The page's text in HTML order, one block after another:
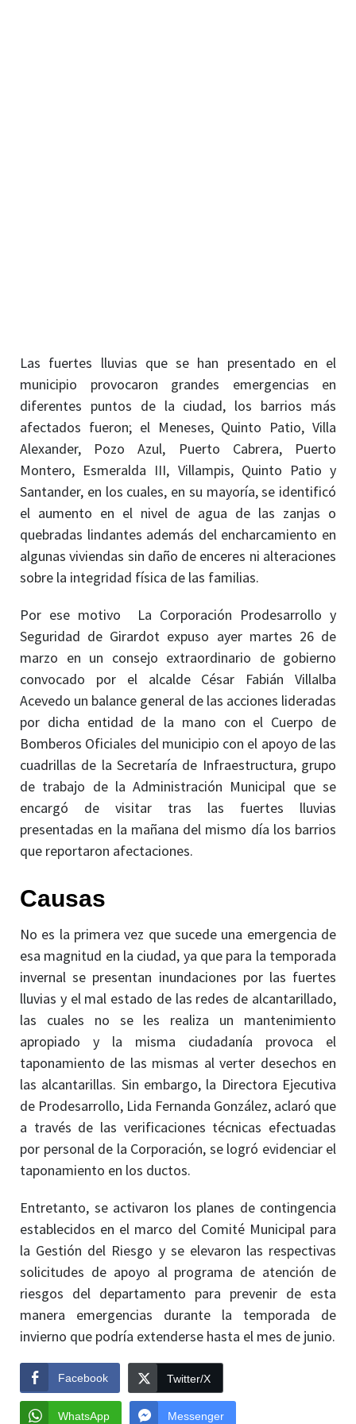
Las fuertes lluvias que se han presentado en el
municipio provocaron grandes emergencias en
diferentes puntos de la ciudad, los barrios más
afectados fueron; el Meneses, Quinto Patio, Villa
Alexander, Pozo Azul, Puerto Cabrera, Puerto
Montero, Esmeralda III, Villampis, Quinto Patio y
Santander, en los cuales, en su mayoría, se identificó
el aumento en el nivel de agua de las zanjas o
quebradas lindantes además del encharcamiento en
algunas viviendas sin daño de enceres ni alteraciones
sobre la integridad física de las familias.
Por ese motivo La Corporación Prodesarrollo y
Seguridad de Girardot expuso ayer martes 26 de
marzo en un consejo extraordinario de gobierno
convocado por el alcalde César Fabián Villalba
Acevedo un balance general de las acciones lideradas
por dicha entidad de la mano con el Cuerpo de
Bomberos Oficiales del municipio con el apoyo de las
cuadrillas de la Secretaría de Infraestructura, grupo
de trabajo de la Administración Municipal que se
encargó de visitar tras las fuertes lluvias
presentadas en la mañana del mismo día los barrios
que reportaron afectaciones.
Causas
No es la primera vez que sucede una emergencia de
esa magnitud en la ciudad, ya que para la temporada
invernal se presentan inundaciones por las fuertes
lluvias y el mal estado de las redes de alcantarillado,
las cuales no se les realiza un mantenimiento
apropiado y la misma ciudadanía provoca el
taponamiento de las mismas al verter desechos en
las alcantarillas. Sin embargo, la Directora Ejecutiva
de Prodesarrollo, Lida Fernanda González, aclaró que
a través de las verificaciones técnicas efectuadas
por personal de la Corporación, se logró evidenciar el
taponamiento en los ductos.
Entretanto, se activaron los planes de contingencia
establecidos en el marco del Comité Municipal para
la Gestión del Riesgo y se elevaron las respectivas
solicitudes de apoyo al programa de atención de
riesgos del departamento para prevenir de esta
manera emergencias durante la temporada de
invierno que podría extenderse hasta el mes de junio.
Facebook Twitter/X
WhatsApp Messenger